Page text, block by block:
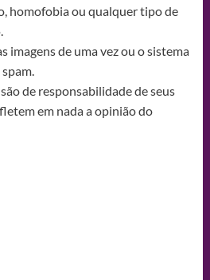
homofobia ou qualquer tipo de
imagens de uma vez ou o sistema
de responsabilidade de seus
em nada a opinião do